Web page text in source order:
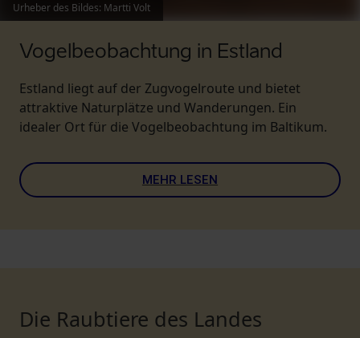
Urheber des Bildes: Martti Volt
Vogelbeobachtung in Estland
Estland liegt auf der Zugvogelroute und bietet
attraktive Naturplätze und Wanderungen. Ein
idealer Ort für die Vogelbeobachtung im Baltikum.
MEHR LESEN
Die Raubtiere des Landes